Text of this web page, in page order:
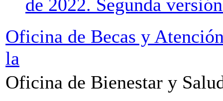
de 2022. Segunda
Oficina de Becas y
la
Oficina de Bienestar y